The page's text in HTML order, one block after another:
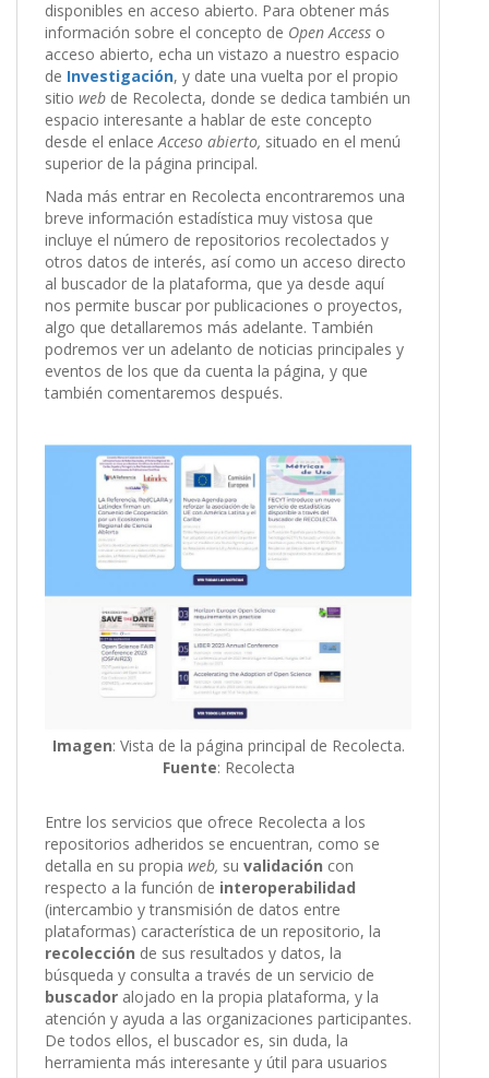
disponibles en acceso abierto. Para obtener más
información sobre el concepto de Open Access o
acceso abierto, echa un vistazo a nuestro espacio
de Investigación, y date una vuelta por el propio
sitio web de Recolecta, donde se dedica también un
espacio interesante a hablar de este concepto
desde el enlaceAcceso abierto, situado en el menú
superior de la página principal.
Nada más entrar en Recolecta encontraremos una
breve información estadística muy vistosa que
incluye el número de repositorios recolectados y
otros datos de interés, así como un acceso directo
al buscador de la plataforma, que ya desde aquí
nos permite buscar por publicaciones o proyectos,
algo que detallaremos más adelante. También
podremos ver un adelanto de noticias principales y
eventos de los que da cuenta la página, y que
también comentaremos después.
Imagen: Vista de la página principal de Recolecta.
Fuente: Recolecta
Entre los servicios que ofrece Recolecta a los
repositorios adheridos se encuentran, como se
detalla en su propia web, su validación con
respecto a la función de interoperabilidad
(intercambio y transmisión de datos entre
plataformas) característica de un repositorio, la
recolección de sus resultados y datos, la
búsqueda y consulta a través de un servicio de
buscador alojado en la propia plataforma, y la
atención y ayuda a las organizaciones participantes.
De todos ellos, el buscador es, sin duda, la
herramienta más interesante y útil para usuarios